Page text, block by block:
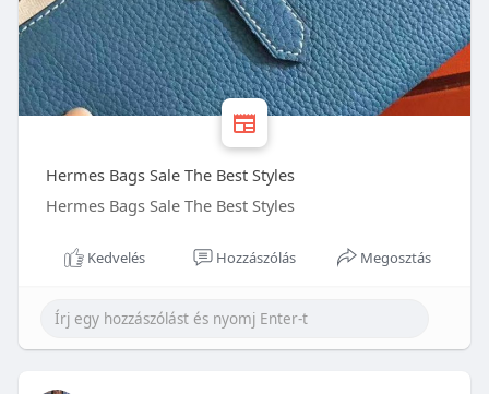
Hermes Bags Sale The Best Styles
Hermes Bags Sale The Best Styles
Kedvelés Hozzászólás Megosztás